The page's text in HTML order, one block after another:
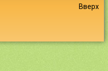
Вверх